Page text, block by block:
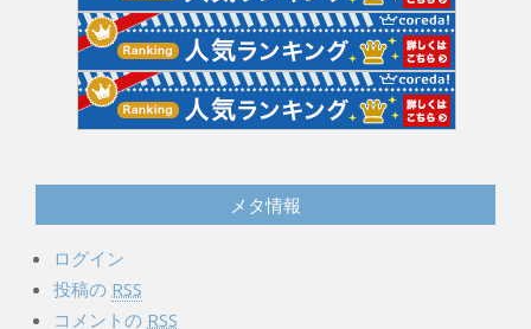
ログイン
投稿のRSS
コメントの
WordPress.org